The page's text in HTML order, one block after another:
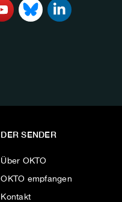
DER SENDER
Über OKTO
OKTO empfangen
Kontakt